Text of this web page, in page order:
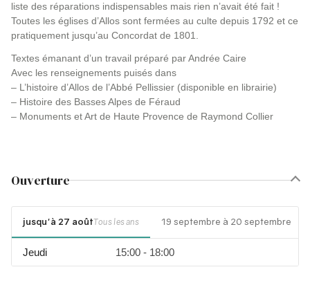
liste des réparations indispensables mais rien n’avait été fait !
Toutes les églises d’Allos sont fermées au culte depuis 1792 et ce
pratiquement jusqu’au Concordat de 1801.
Textes émanant d’un travail préparé par Andrée Caire
Avec les renseignements puisés dans
– L’histoire d’Allos de l’Abbé Pellissier (disponible en librairie)
– Histoire des Basses Alpes de Féraud
– Monuments et Art de Haute Provence de Raymond Collier
Ouverture
jusqu'à 27 aoûtTous les ans 19 septembre à 20 septembre
Jeudi 15:00 - 18:00